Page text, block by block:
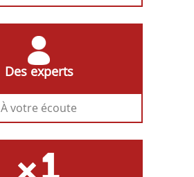
Des experts
À votre écoute